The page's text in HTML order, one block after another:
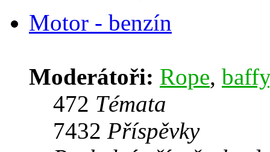
Motor - benzín
Moderátoři: Rope, baffy
472 Témata
7432 Příspěvky